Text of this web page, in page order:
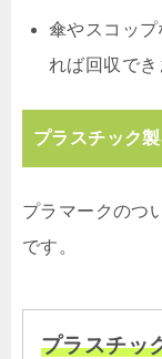
傘やスコッ
れば回収でき
プラスチック
プラマークのつ
です。
プラスチッ